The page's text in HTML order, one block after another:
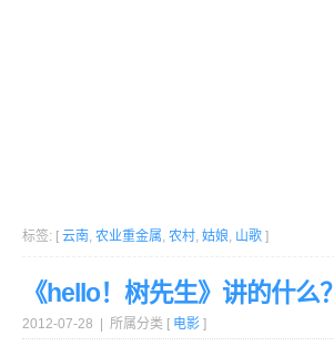
标签: [ 云南, 农业重金属, 农村, 姑娘, 山歌 ]
《hello！树先生》讲的什么？
2012-07-28 | 所属分类 [ 电影 ]